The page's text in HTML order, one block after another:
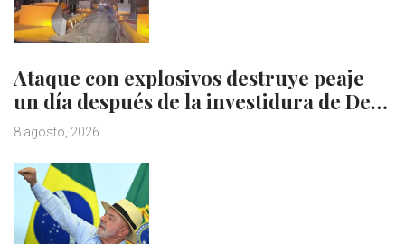
Ataque con explosivos destruye peaje
un día después de la investidura de De…
8 agosto, 2026